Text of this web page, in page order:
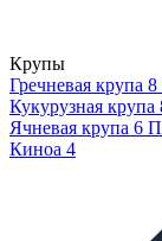
Крупы
Гречневая крупа 8
Кукурузная крупа
Ячневая крупа 6
Киноа 4